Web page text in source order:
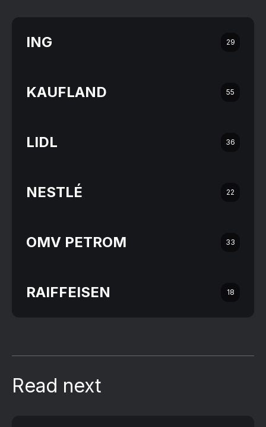
ING 29
KAUFLAND 55
LIDL 36
NESTLÉ 22
OMV PETROM 33
RAIFFEISEN 18
Read next